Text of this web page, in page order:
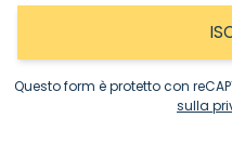
Questo form è protetto con
sulla